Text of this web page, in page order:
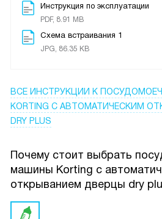
запаха. После завершения работы
приоткрывается сама, что
высохнуть, а дополнительная
сухой, даже пластиковые
спокойно смотрю телевизор, и
Удобно, что есть индикаторы
ополаскивателя, не нужно гадать,
всегда понятно, когда машина
Защита от протечек внушает
использования техника ни разу не
Инструкция по эксплуатации
PDF, 8.91 MB
Схема встраивания 1
JPG, 86.35 KB
ВСЕ ИНСТРУКЦИИ К
KORTING С АВТОМАТИЧЕСКИМ
DRY PLUS
Почему стоит выбрать
машины Korting с
открыванием дверцы dry